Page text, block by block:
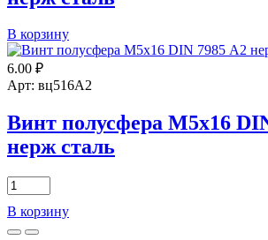
Количество
товара
Винт
полусфера
М4х35
DIN
7985
А4
нерж
сталь
В корзину
6.00 ₽
Арт: вц516А2
Винт полусфера М5х16
нерж сталь
Количество
товара
Винт
полусфера
В корзину